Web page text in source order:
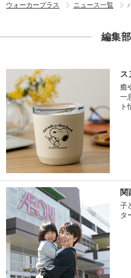
ウォーカープラス ニュース一覧
編集
ス
癒
一
ト
関
子
タ